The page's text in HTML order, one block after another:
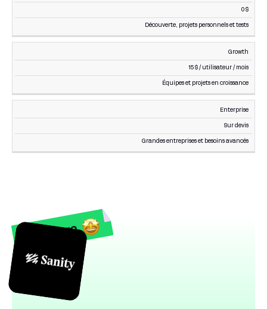
PLAN PRIX
0 $
Découverte, projets personnels et tests
Growth
15 $ / utilisateur / mois
Équipes et projets en croissance
Enterprise
Sur devis
Grandes entreprises et besoins avancés